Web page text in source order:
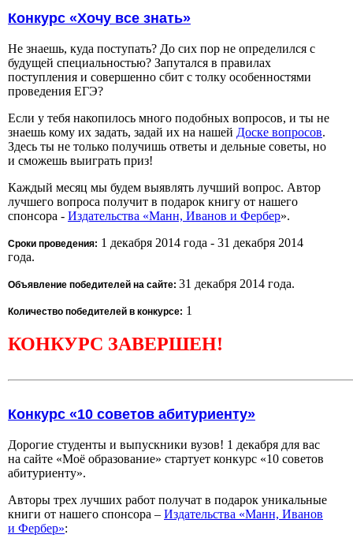
Конкурс «Хочу все знать»
Не знаешь, куда поступать? До сих пор не определился с
будущей специальностью? Запутался в правилах
поступления и совершенно сбит с толку особенностями
проведения ЕГЭ?
Если у тебя накопилось много подобных вопросов, и ты не
знаешь кому их задать, задай их на нашей Доске вопросов.
Здесь ты не только получишь ответы и дельные советы, но
и сможешь выиграть приз!
Каждый месяц мы будем выявлять лучший вопрос. Автор
лучшего вопроса получит в подарок книгу от нашего
спонсора - Издательства «Манн, Иванов и Фербер».
Сроки проведения: 1 декабря 2014 года - 31 декабря 2014
года.
Объявление победителей на сайте: 31 декабря 2014 года.
Количество победителей в конкурсе: 1
КОНКУРС ЗАВЕРШЕН!
Конкурс «10 советов абитуриенту»
Дорогие студенты и выпускники вузов! 1 декабря для вас
на сайте «Моё образование» стартует конкурс «10 советов
абитуриенту».
Авторы трех лучших работ получат в подарок уникальные
книги от нашего спонсора – Издательства «Манн, Иванов
и Фербер»: